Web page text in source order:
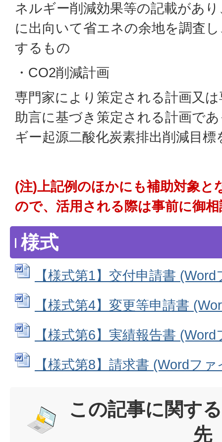
ネルギー削減効果等の記載があ
に出向いて省エネの余地を調査
するもの
・CO2削減計画
専門家により策定される計画又
助言に基づき策定される計画で
ギー起源二酸化炭素排出削減目
(注)上記例のほかにも補助対象と
ので、活用される際は事前に御
様式
【様式第1】交付申請書
【様式第4】変更等申請書
【様式第6】実績報告書
【様式第8】請求書 (Wordフ
この記事に関す
先